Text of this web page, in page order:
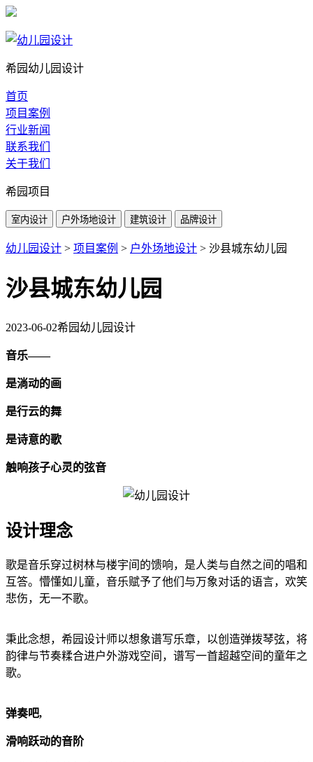
希园幼儿园设计
首页
项目案例
行业新闻
联系我们
关于我们
希园项目
室内设计 户外场地设计 建筑设计 品牌设计
幼儿园设计 > 项目案例 > 户外场地设计 > 沙县城东幼儿园
沙县城东幼儿园
2023-06-02希园幼儿园设计
音乐——
是淌动的画
是行云的舞
是诗意的歌
触响孩子心灵的弦音
设计理念
歌是音乐穿过树林与楼宇间的馈响，是人类与自然之间的唱和
互答。懵懂如儿童，音乐赋予了他们与万象对话的语言，欢笑
悲伤，无一不歌。
秉此念想，希园设计师以想象谱写乐章，以创造弹拨琴弦，将
韵律与节奏糅合进户外游戏空间，谱写一首超越空间的童年之
歌。
弹奏吧,
滑响跃动的音阶